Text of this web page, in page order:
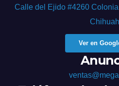
Calle del Ejido #4260
Ver en